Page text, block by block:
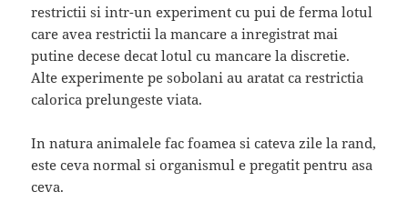
restrictii si intr-un experiment cu pui de ferma lotul
care avea restrictii la mancare a inregistrat mai
putine decese decat lotul cu mancare la discretie.
Alte experimente pe sobolani au aratat ca restrictia
calorica prelungeste viata.
In natura animalele fac foamea si cateva zile la rand,
este ceva normal si organismul e pregatit pentru asa
ceva.